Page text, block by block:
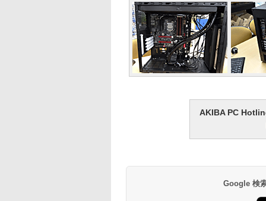
AKIBA PC
Google 検